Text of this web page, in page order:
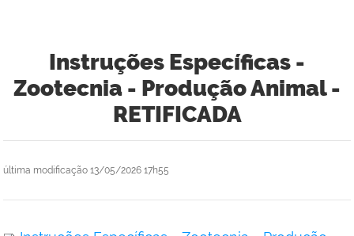
Instruções Específicas -
Zootecnia - Produção Animal -
RETIFICADA
última modificação 13/05/2026 17h55